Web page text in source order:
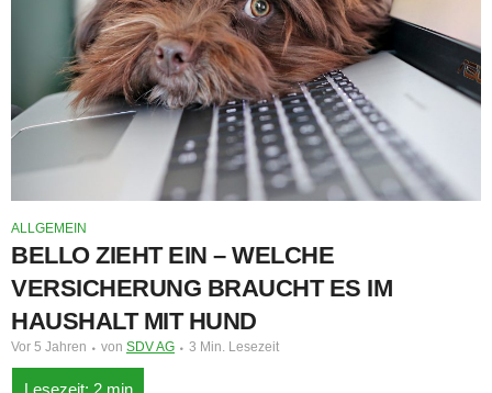
ALLGEMEIN
BELLO ZIEHT EIN – WELCHE
VERSICHERUNG BRAUCHT ES IM
HAUSHALT MIT HUND
Vor 5 Jahren von SDV AG 3 Min. Lesezeit